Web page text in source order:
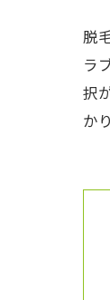
脱
ラ
択
か